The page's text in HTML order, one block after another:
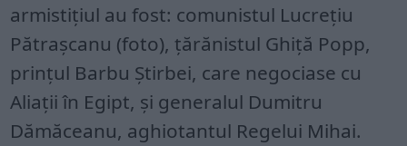
armistiţiul au fost: comunistul Lucrețiu
Pătrașcanu (foto), ţărănistul Ghiţă Popp,
prinţul Barbu Știrbei, care negociase cu
Aliaţii în Egipt, şi generalul Dumitru
Dămăceanu, aghiotantul Regelui Mihai.